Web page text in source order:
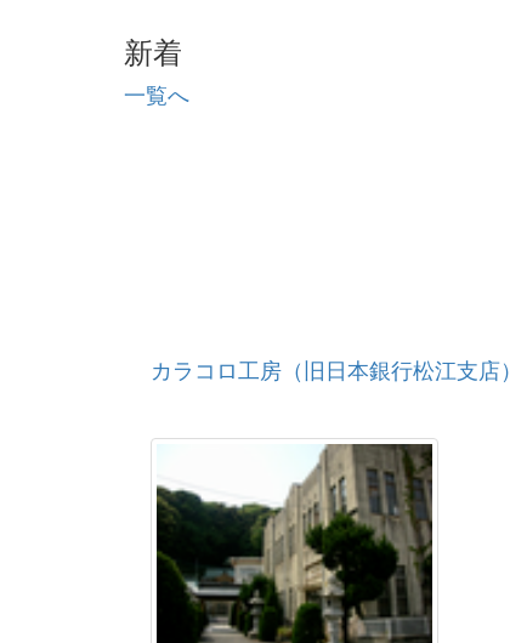
新着
一覧へ
カラコロ工房（旧日本銀行松江支店）